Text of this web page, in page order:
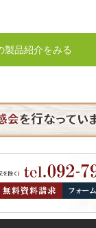
製品紹介をみる